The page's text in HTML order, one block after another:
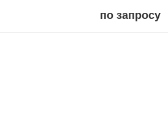
по запросу